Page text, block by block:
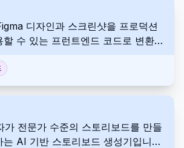
디자인과 스크린샷을 프로덕션
수 있는 프런트엔드 코드로 변환하
정이 가능합니다. CodeParrot은 디
간극을 좁히는 데 도움을 줍니다.
전문가 수준의 스토리보드를 만들
AI 기반 스토리보드 생성기입니다.